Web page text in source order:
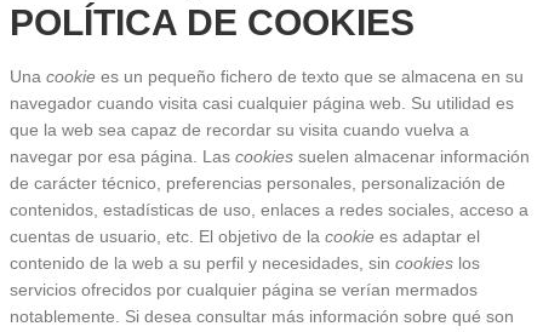
POLÍTICA DE COOKIES
Una cookie es un pequeño fichero de texto que se almacena en su
navegador cuando visita casi cualquier página web. Su utilidad es
que la web sea capaz de recordar su visita cuando vuelva a
navegar por esa página. Las cookies suelen almacenar información
de carácter técnico, preferencias personales, personalización de
contenidos, estadísticas de uso, enlaces a redes sociales, acceso a
cuentas de usuario, etc. El objetivo de la cookie es adaptar el
contenido de la web a su perfil y necesidades, sin cookies los
servicios ofrecidos por cualquier página se verían mermados
notablemente. Si desea consultar más información sobre qué son